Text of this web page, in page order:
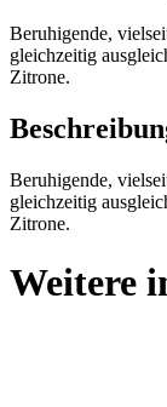
Beruhigende,
gleichzeitig
Zitrone.
Beruhigende,
gleichzeitig
Zitrone.
Weitere